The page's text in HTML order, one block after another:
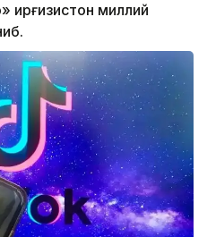
миллий